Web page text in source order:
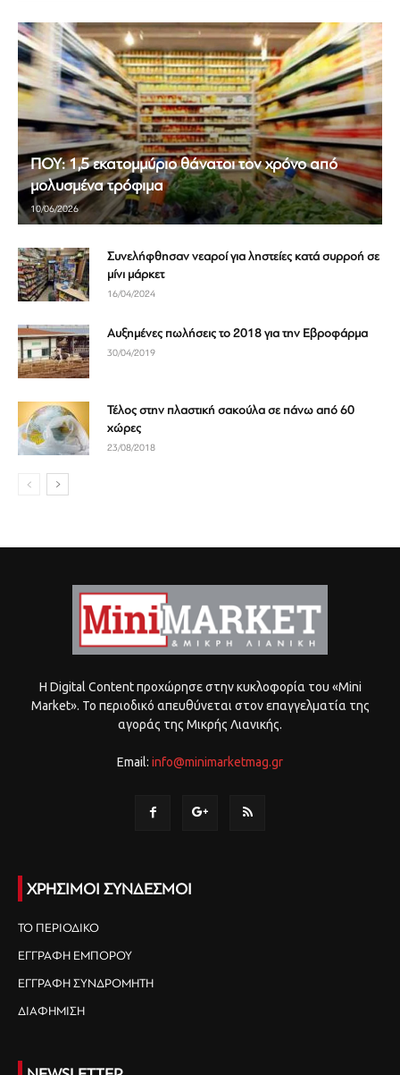
ΠΟΥ: 1,5 εκατομμύριο θάνατοι τον χρόνο από
μολυσμένα τρόφιμα
10/06/2026
Συνελήφθησαν νεαροί για ληστείες κατά συρροή σε
μίνι μάρκετ
16/04/2024
Αυξημένες πωλήσεις το 2018 για την Εβροφάρμα
30/04/2019
Τέλος στην πλαστική σακούλα σε πάνω από 60
χώρες
23/08/2018
Η Digital Content προχώρησε στην κυκλοφορία του «Mini
Market». Το περιοδικό απευθύνεται στον επαγγελματία της
αγοράς της Μικρής Λιανικής.
Email: info@minimarketmag.gr
ΧΡΗΣΙΜΟΙ ΣΥΝΔΕΣΜΟΙ
ΤΟ ΠΕΡΙΟΔΙΚΟ
ΕΓΓΡΑΦΗ ΕΜΠΟΡΟΥ
ΕΓΓΡΑΦΗ ΣΥΝΔΡΟΜΗΤΗ
ΔΙΑΦΗΜΙΣΗ